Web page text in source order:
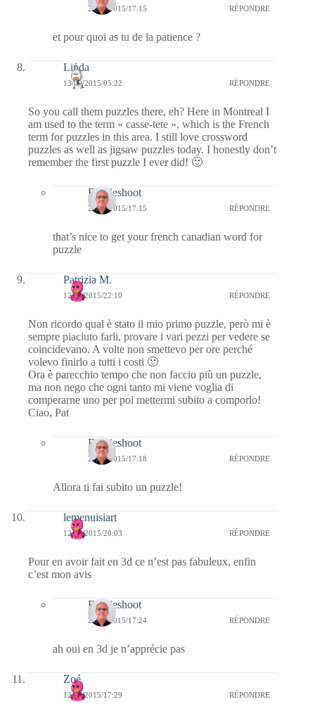
20/09/2015/17:15 RÉPONDRE
et pour quoi as tu de la patience ?
Linda
13/09/2015/05:22 RÉPONDRE
So you call them puzzles there, eh? Here in Montreal I
am used to the term « casse-tete », which is the French
term for puzzles in this area. I still love crossword
puzzles as well as jigsaw puzzles today. I honestly don’t
remember the first puzzle I ever did! 🙂
Bernieshoot
20/09/2015/17:15 RÉPONDRE
that’s nice to get your french canadian word for
puzzle
Patrizia M.
12/09/2015/22:10 RÉPONDRE
Non ricordo qual è stato il mio primo puzzle, però mi è
sempre piaciuto farli, provare i vari pezzi per vedere se
coincidevano. A volte non smettevo per ore perché
volevo finirlo a tutti i costi 🙂
Ora è parecchio tempo che non faccio più un puzzle,
ma non nego che ogni tanto mi viene voglia di
comperarne uno per poi mettermi subito a comporlo!
Ciao, Pat
Bernieshoot
20/09/2015/17:18 RÉPONDRE
Allora ti fai subito un puzzle!
lemenuisiart
12/09/2015/20:03 RÉPONDRE
Pour en avoir fait en 3d ce n’est pas fabuleux, enfin
c’est mon avis
Bernieshoot
20/09/2015/17:24 RÉPONDRE
ah oui en 3d je n’apprécie pas
Zoé
12/09/2015/17:29 RÉPONDRE